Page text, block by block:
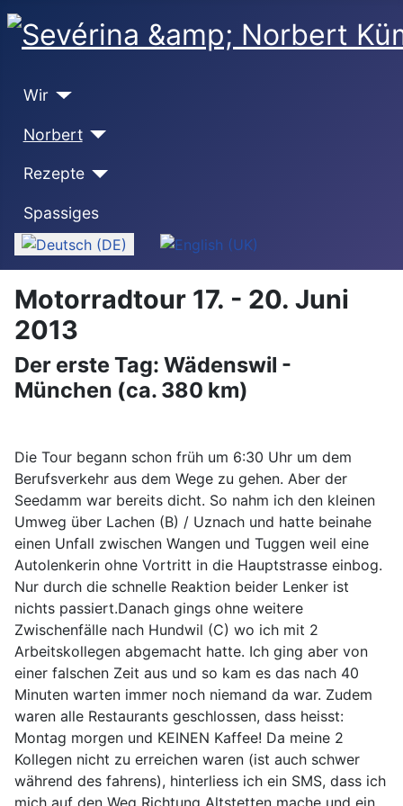
Wir
Norbert
Rezepte
Spassiges
Sprache auswählen
Motorradtour 17. - 20. Juni
2013
Der erste Tag: Wädenswil -
München (ca. 380 km)
Die Tour begann schon früh um 6:30 Uhr um dem
Berufsverkehr aus dem Wege zu gehen. Aber der
Seedamm war bereits dicht. So nahm ich den kleinen
Umweg über Lachen (B) / Uznach und hatte beinahe
einen Unfall zwischen Wangen und Tuggen weil eine
Autolenkerin ohne Vortritt in die Hauptstrasse einbog.
Nur durch die schnelle Reaktion beider Lenker ist
nichts passiert.Danach gings ohne weitere
Zwischenfälle nach Hundwil (C) wo ich mit 2
Arbeitskollegen abgemacht hatte. Ich ging aber von
einer falschen Zeit aus und so kam es das nach 40
Minuten warten immer noch niemand da war. Zudem
waren alle Restaurants geschlossen, dass heisst:
Montag morgen und KEINEN Kaffee! Da meine 2
Kollegen nicht zu erreichen waren (ist auch schwer
während des fahrens), hinterliess ich ein SMS, dass ich